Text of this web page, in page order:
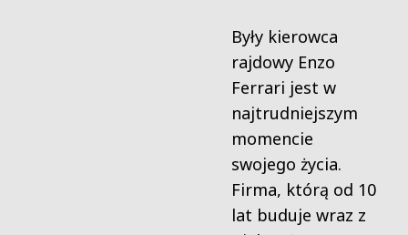
Były kierowca
rajdowy Enzo
Ferrari jest w
najtrudniejszym
momencie
swojego życia.
Firma, którą od 10
lat buduje wraz z